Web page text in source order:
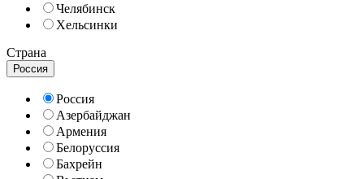
Челябинск
Хельсинки
Страна
Россия
Россия
Азербайджан
Армения
Белоруссия
Бахрейн